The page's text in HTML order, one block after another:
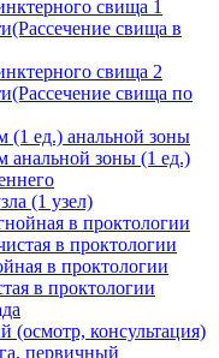
свища 1
свища в
свища 2
свища по
(1 ед.) анальной зоны
анальной зоны (1 ед.)
(1 узел)
в проктологии
в проктологии
в проктологии
в проктологии
(осмотр, консультация)
первичный